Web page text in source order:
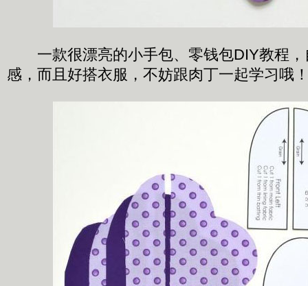
一款很漂亮的小手包、零钱包DIY教程，
感，而且好搭衣服，不妨跟肉丁一起学习哦